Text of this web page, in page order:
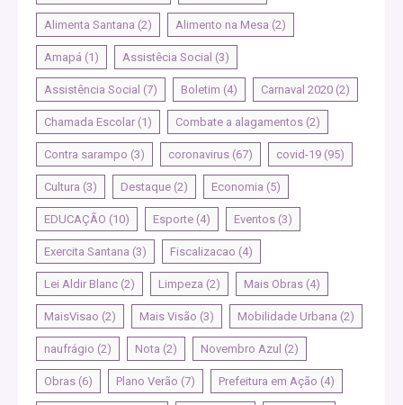
Alimenta Santana (2) Alimento na Mesa (2)
Amapá (1) Assistêcia Social (3)
Assistência Social (7) Boletim (4) Carnaval 2020 (2)
Chamada Escolar (1) Combate a alagamentos (2)
Contra sarampo (3) coronavirus (67) covid-19 (95)
Cultura (3) Destaque (2) Economia (5)
EDUCAÇÃO (10) Esporte (4) Eventos (3)
Exercita Santana (3) Fiscalizacao (4)
Lei Aldir Blanc (2) Limpeza (2) Mais Obras (4)
MaisVisao (2) Mais Visão (3) Mobilidade Urbana (2)
naufrágio (2) Nota (2) Novembro Azul (2)
Obras (6) Plano Verão (7) Prefeitura em Ação (4)